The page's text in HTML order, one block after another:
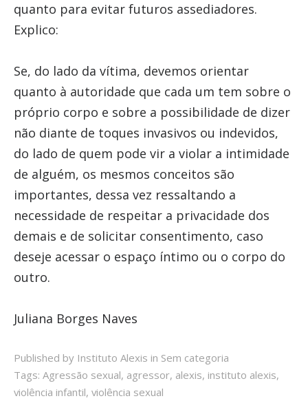
quanto para evitar futuros assediadores.
Explico:
Se, do lado da vítima, devemos orientar
quanto à autoridade que cada um tem sobre o
próprio corpo e sobre a possibilidade de dizer
não diante de toques invasivos ou indevidos,
do lado de quem pode vir a violar a intimidade
de alguém, os mesmos conceitos são
importantes, dessa vez ressaltando a
necessidade de respeitar a privacidade dos
demais e de solicitar consentimento, caso
deseje acessar o espaço íntimo ou o corpo do
outro.
Juliana Borges Naves
Published by Instituto Alexis in Sem categoria
Tags: Agressão sexual, agressor, alexis, instituto alexis,
violência infantil, violência sexual